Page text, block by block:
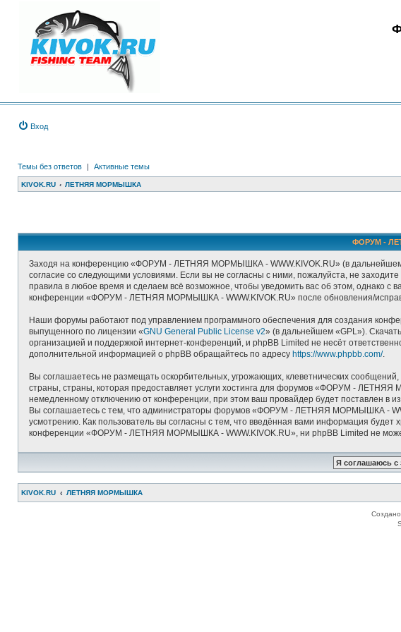
Вход
Темы без ответов | Активные темы
KIVOK.RU ЛЕТНЯЯ МОРМЫШКА
ФОРУМ -
Заходя на конференцию «ФОРУМ - ЛЕТНЯЯ МОРМЫШКА - WWW.KIVOK.RU» (в
согласие со следующими условиями. Если вы не согласны с ними, пожалуйста, не
правила в любое время и сделаем всё возможное, чтобы уведомить вас об этом, однако с
конференции «ФОРУМ - ЛЕТНЯЯ МОРМЫШКА - WWW.KIVOK.RU» после обновления/
Наши форумы работают под управлением программного обеспечения для создания
выпущенного по лицензии «GNU General Public License v2» (в дальнейшем «GPL»).
организацией и поддержкой интернет-конференций, и phpBB Limited не несёт
дополнительной информацией о phpBB обращайтесь по адресу https://www.phpbb.com/.
Вы соглашаетесь не размещать оскорбительных, угрожающих, клеветнических
страны, страны, которая предоставляет услуги хостинга для форумов «ФОРУМ -
немедленному отключению от конференции, при этом ваш провайдер будет поставлен в
Вы соглашаетесь с тем, что администраторы форумов «ФОРУМ - ЛЕТНЯЯ МОРМЫШКА -
усмотрению. Как пользователь вы согласны с тем, что введённая вами информация
конференции «ФОРУМ - ЛЕТНЯЯ МОРМЫШКА - WWW.KIVOK.RU», ни phpBB Limited не может
KIVOK.RU ЛЕТНЯЯ МОРМЫШКА